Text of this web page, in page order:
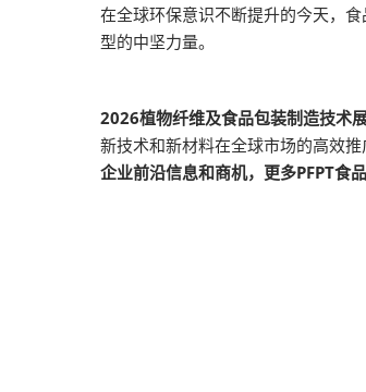
在全球环保意识不断提升的今天，
型的中坚力量。
2026植物纤维及食品包装制造技术
新技术和新材料在全球市场的高效
企业前沿信息和商机，更多PFPT食